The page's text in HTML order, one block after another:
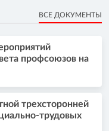
ВСЕ ДОКУМЕНТЫ
профсоюзов на
трехсторонней
трудовых